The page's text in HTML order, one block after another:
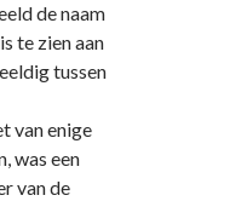
de naam
te zien aan
tussen
van enige
was een
van de